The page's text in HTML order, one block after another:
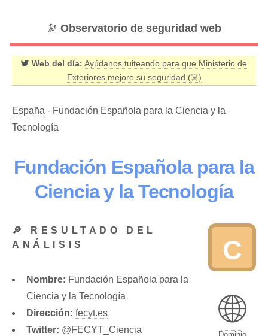
🔭 Observatorio de seguridad web
Web del día: Ayúdanos tuiteando para que Ministerio de
Exteriores mejore su seguridad (☠️)
España - Fundación Española para la Ciencia y la
Tecnología
Fundación Española para la
Ciencia y la Tecnología
C
🌐
🔎 RESULTADO DEL
ANÁLISIS
Nombre: Fundación Española para la
Ciencia y la Tecnología
Dirección: fecyt.es
Twitter: @FECYT_Ciencia